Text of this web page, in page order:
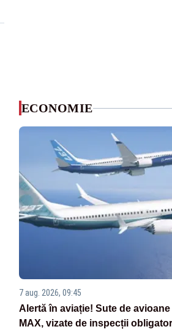
ECONOMIE
7 aug. 2026, 09:45
Alertă în aviație! Sute de
MAX, vizate de inspecții